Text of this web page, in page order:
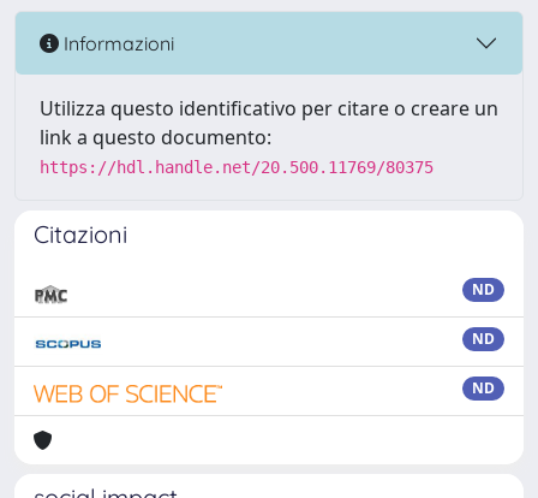
Informazioni
Utilizza questo identificativo per citare o creare un
link a questo documento:
https://hdl.handle.net/20.500.11769/80375
Citazioni
ND
ND
ND